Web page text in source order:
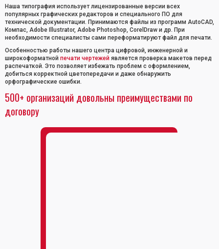
Наша типография использует лицензированные версии всех
популярных графических редакторов и специального ПО для
технической документации. Принимаются файлы из программ AutoCAD,
Компас, Adobe Illustrator, Adobe Photoshop, CorelDraw и др. При
необходимости специалисты сами переформатируют файл для печати.
Особенностью работы нашего центра цифровой, инженерной и
широкоформатной печати чертежей является проверка макетов перед
распечаткой. Это позволяет избежать проблем с оформлением,
добиться корректной цветопередачи и даже обнаружить
орфографические ошибки.
500+ организаций довольны преимуществами по
договору